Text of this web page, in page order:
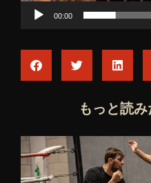
00:00
もっと読